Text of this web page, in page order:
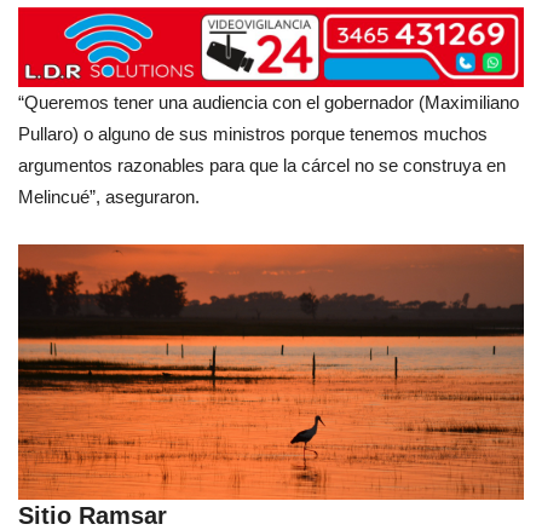
“Queremos tener una audiencia con el gobernador (Maximiliano
Pullaro) o alguno de sus ministros porque tenemos muchos
argumentos razonables para que la cárcel no se construya en
Melincué”, aseguraron.
Sitio Ramsar